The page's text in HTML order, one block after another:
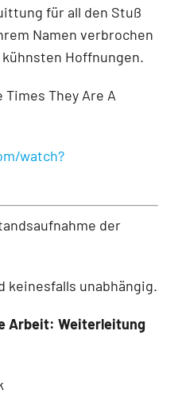
für all den Stuß
Namen verbrochen
Hoffnungen.
Times They Are A
watch?
der
keinesfalls unabhängig.
Arbeit: Weiterleitung